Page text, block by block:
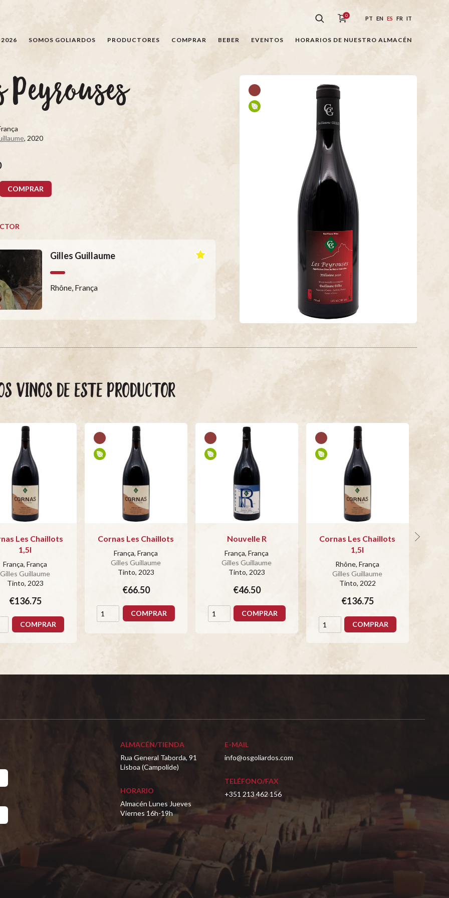
0 PT EN ES FR IT
SOMOS GOLIARDOS PRODUCTORES COMPRAR BEBER EVENTOS HORARIOS DE NUESTRO ALMACÉN
Peyrouses
, 2020
COMPRAR
Gilles Guillaume
Rhône, França
VINOS DE ESTE PRODUCTOR
Les Chaillots
1,5l
França, França
Gilles Guillaume
Tinto, 2023
€136.75
COMPRAR
Cornas Les Chaillots
França, França
Gilles Guillaume
Tinto, 2023
€66.50
COMPRAR
Nouvelle R
França, França
Gilles Guillaume
Tinto, 2023
€46.50
COMPRAR
Cornas Les Chaillots
1,5l
Rhône, França
Gilles Guillaume
Tinto, 2022
€136.75
COMPRAR
ALMACÉN/TIENDA
Rua General Taborda, 91
Lisboa (Campolide)
HORARIO
Almacén Lunes Jueves
Viernes 16h-19h
E-MAIL
info@osgoliardos.com
TELÉFONO/FAX
+351 213 462 156